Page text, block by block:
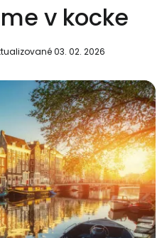
v kocke
03. 02. 2026
na Facebooku
s e-mailom